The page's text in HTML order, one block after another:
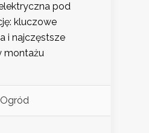
pod
kluczowe
i najczęstsze
montażu
Ogród